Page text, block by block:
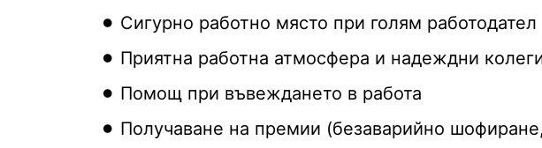
Сигурно работно място при голям работодател
Приятна работна атмосфера и надеждни
Помощ при въвеждането в работа
Получаване на премии (безаварийно